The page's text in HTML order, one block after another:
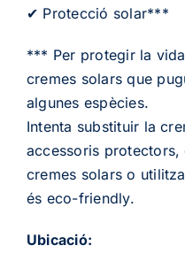
✔ Protecció solar***
*** Per protegir la
cremes solars que
algunes espècies.
Intenta substituir la
accessoris protectors,
cremes solars o
és eco-friendly.
Ubicació: